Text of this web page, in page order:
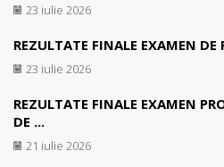
23 iulie 2026
REZULTATE FINALE EXAMEN
23 iulie 2026
REZULTATE FINALE EXAMEN
DE ...
21 iulie 2026